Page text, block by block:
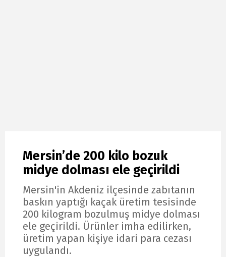
Mersin’de 200 kilo bozuk
midye dolması ele geçirildi
Mersin'in Akdeniz ilçesinde zabıtanın
baskın yaptığı kaçak üretim tesisinde
200 kilogram bozulmuş midye dolması
ele geçirildi. Ürünler imha edilirken,
üretim yapan kişiye idari para cezası
uygulandı.